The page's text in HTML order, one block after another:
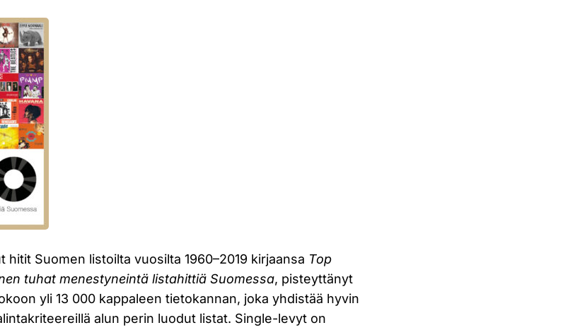
hitit Suomen listoilta vuosilta 1960–2019 kirjaansa Top
tuhat menestyneintä listahittiä Suomessa, pisteyttänyt
yli 13 000 kappaleen tietokannan, joka yhdistää hyvin
alun perin luodut listat. Single-levyt on